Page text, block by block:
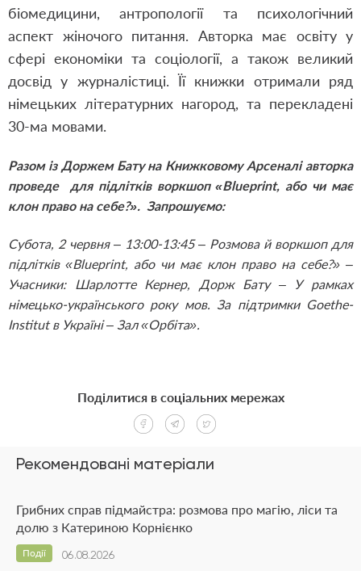
біомедицини, антропології та психологічний
аспект жіночого питання. Авторка має освіту у
сфері економіки та соціології, а також великий
досвід у журналістиці. Її книжки отримали ряд
німецьких літературних нагород, та перекладені
30-ма мовами.
Разом із Доржем Бату на Книжковому Арсеналі авторка
проведе для підлітків воркшоп «Blueprint, або чи має
клон право на себе?». Запрошуємо:
Субота, 2 червня – 13:00-13:45 – Розмова й воркшоп для
підлітків «Blueprint, або чи має клон право на себе?» –
Учасники: Шарлотте Кернер, Дорж Бату – У рамках
німецько-українського року мов. За підтримки Goethe-
Institut в Україні – Зал «Орбіта».
Рекомендовані матеріали
Грибних справ підмайстра: розмова про магію, ліси та
долю з Катериною Корнієнко
06.08.2026
Події
Поділитися в соціальних мережах